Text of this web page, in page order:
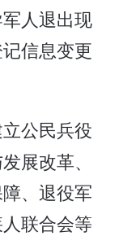
人退出现
信息变更
公民兵役
展改革、
、退役军
联合会等